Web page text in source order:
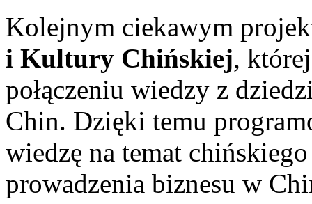
Kolejnym ciekawym
i Kultury Chińskiej,
połączeniu wiedzy z
Chin. Dzięki temu
wiedzę na temat
prowadzenia biznesu w